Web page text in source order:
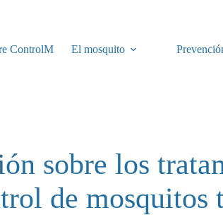
ControlM
El mosquito
sobre los
de mosquitos